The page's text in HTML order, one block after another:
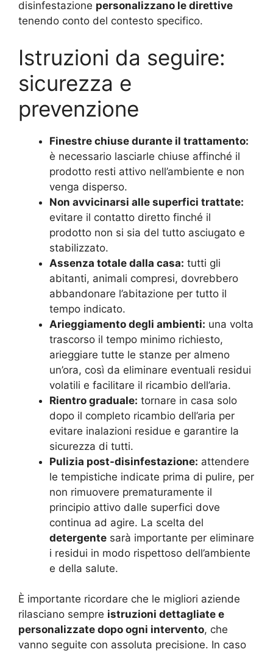
disinfestazione personalizzano le direttive
tenendo conto del contesto specifico.
Istruzioni da seguire:
sicurezza e
prevenzione
Finestre chiuse durante il trattamento:
è necessario lasciarle chiuse affinché il
prodotto resti attivo nell’ambiente e non
venga disperso.
Non avvicinarsi alle superfici trattate:
evitare il contatto diretto finché il
prodotto non si sia del tutto asciugato e
stabilizzato.
Assenza totale dalla casa: tutti gli
abitanti, animali compresi, dovrebbero
abbandonare l’abitazione per tutto il
tempo indicato.
Arieggiamento degli ambienti: una volta
trascorso il tempo minimo richiesto,
arieggiare tutte le stanze per almeno
un’ora, così da eliminare eventuali residui
volatili e facilitare il ricambio dell’aria.
Rientro graduale: tornare in casa solo
dopo il completo ricambio dell’aria per
evitare inalazioni residue e garantire la
sicurezza di tutti.
Pulizia post-disinfestazione: attendere
le tempistiche indicate prima di pulire, per
non rimuovere prematuramente il
principio attivo dalle superfici dove
continua ad agire. La scelta del
detergente sarà importante per eliminare
i residui in modo rispettoso dell’ambiente
e della salute.
È importante ricordare che le migliori aziende
rilasciano sempre istruzioni dettagliate e
personalizzate dopo ogni intervento, che
vanno seguite con assoluta precisione. In caso